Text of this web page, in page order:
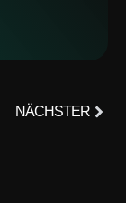
NÄCHSTER